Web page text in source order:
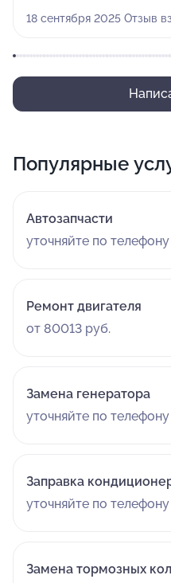
узнают и встречают по
18 сентября 2025 Отзыв
Популярные
Автозапчасти
уточняйте по телефону
Ремонт двигателя
от 80013 руб.
Замена генератора
уточняйте по телефону
Заправка
уточняйте по телефону
Замена тормозных